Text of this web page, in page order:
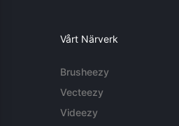
Vårt Närverk
Brusheezy
Vecteezy
Videezy